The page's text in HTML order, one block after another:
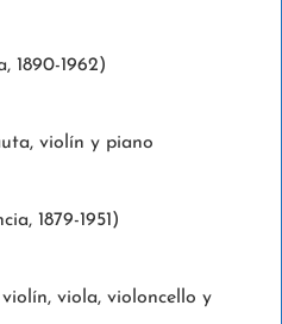
1890-1962)
violín y piano
1879-1951)
viola, violoncello y